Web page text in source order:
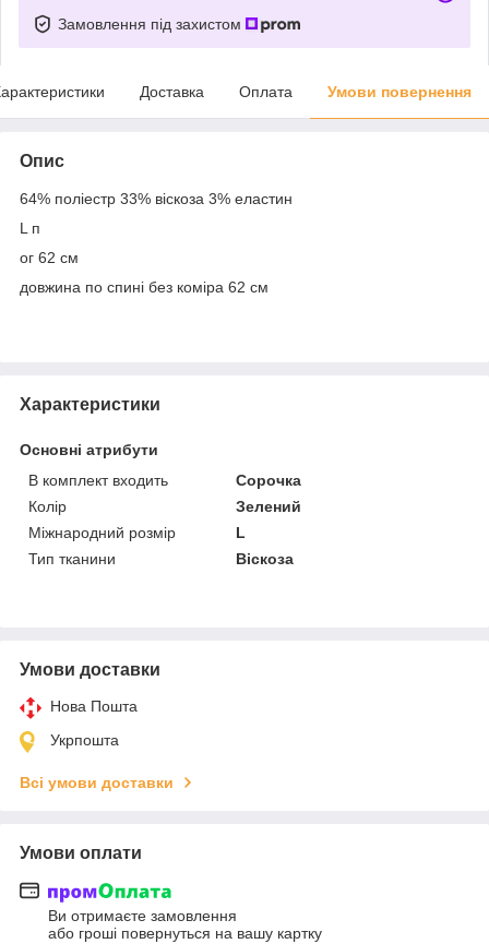
Замовлення під захистом
Доставка Оплата Умови повернення
Опис
64% поліестр 33% віскоза 3% еластин
L п
ог 62 см
довжина по спині без коміра 62 см
Характеристики
Основні атрибути
В комплект входить
Сорочка
Колір
Зелений
Міжнародний розмір
L
Тип тканини
Віскоза
Умови доставки
Нова Пошта
Укрпошта
Всі умови доставки
Умови оплати
Ви отримаєте замовлення
або гроші повернуться на вашу картку